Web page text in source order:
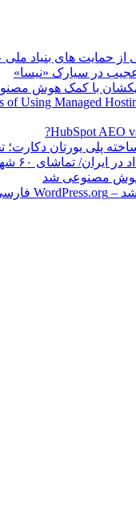
حمایت های بنیاد ملی
در سیارک «نیسا»
با کمک هوش
of Using Managed
HubSpot AEO
ساخته پلی یورتان
۶۰ شهاب در هر ساعت!
هوش مصنوعی شد